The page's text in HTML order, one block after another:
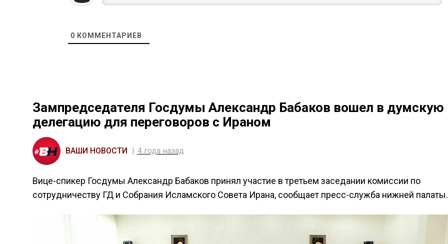
0 КОММЕНТАРИЕВ
Зампредседателя Госдумы Александр Бабаков вошел в думскую
делегацию для переговоров с Ираном
ВАШИ НОВОСТИ 4 года назад
Вице-спикер Госдумы Александр Бабаков принял участие в третьем заседании комиссии по
сотрудничеству ГД и Собрания Исламского Совета Ирана, сообщает пресс-служба нижней палаты.